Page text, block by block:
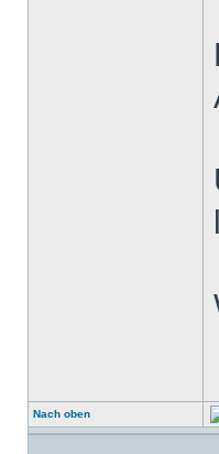
Nach oben